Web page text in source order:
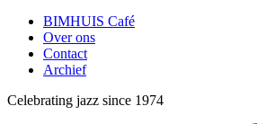
BIMHUIS Café
Over ons
Contact
Archief
Celebrating jazz since 1974